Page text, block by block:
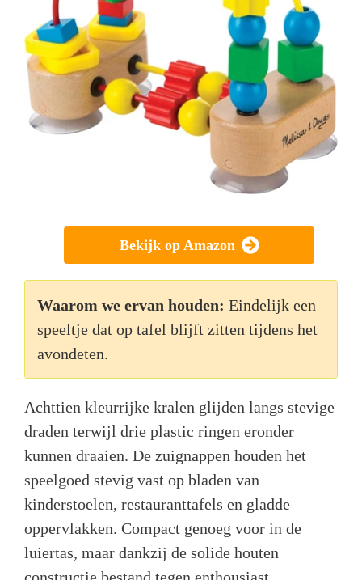
Bekijk op Amazon
Waarom we ervan houden: Eindelijk een
speeltje dat op tafel blijft zitten tijdens het
avondeten.
Achttien kleurrijke kralen glijden langs stevige
draden terwijl drie plastic ringen eronder
kunnen draaien. De zuignappen houden het
speelgoed stevig vast op bladen van
kinderstoelen, restauranttafels en gladde
oppervlakken. Compact genoeg voor in de
luiertas, maar dankzij de solide houten